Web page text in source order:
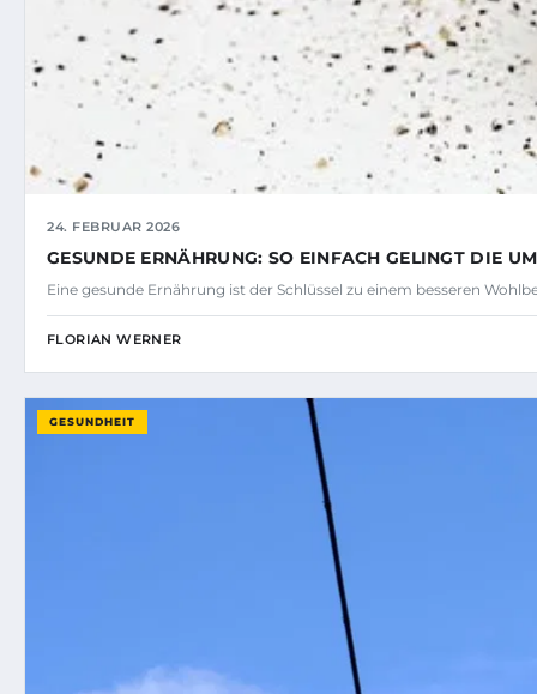
24. FEBRUAR 2026
GESUNDE ERNÄHRUNG: SO EINFACH GELINGT DIE
Eine gesunde Ernährung ist der Schlüssel zu einem besseren
FLORIAN WERNER
GESUNDHEIT